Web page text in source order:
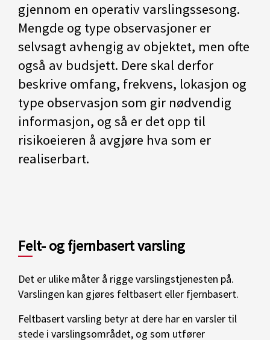
gjennom en operativ varslingssesong.
Mengde og type observasjoner er
selvsagt avhengig av objektet, men ofte
også av budsjett. Dere skal derfor
beskrive omfang, frekvens, lokasjon og
type observasjon som gir nødvendig
informasjon, og så er det opp til
risikoeieren å avgjøre hva som er
realiserbart.
Felt- og fjernbasert varsling
Det er ulike måter å rigge varslingstjenesten på.
Varslingen kan gjøres feltbasert eller fjernbasert.
Feltbasert varsling betyr at dere har en varsler til
stede i varslingsområdet, og som utfører